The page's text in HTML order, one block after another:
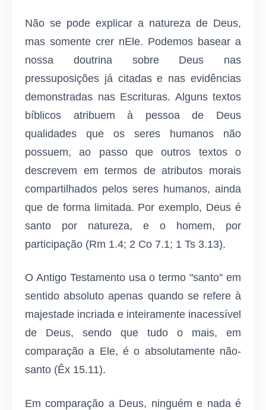
Não se pode explicar a natureza de Deus,
mas somente crer nEle. Podemos basear a
nossa doutrina sobre Deus nas
pressuposições já citadas e nas evidências
demonstradas nas Escrituras. Alguns textos
bíblicos atribuem à pessoa de Deus
qualidades que os seres humanos não
possuem, ao passo que outros textos o
descrevem em termos de atributos morais
compartilhados pelos seres humanos, ainda
que de forma limitada. Por exemplo, Deus é
santo por natureza, e o homem, por
participação (Rm 1.4; 2 Co 7.1; 1 Ts 3.13).
O Antigo Testamento usa o termo "santo" em
sentido absoluto apenas quando se refere à
majestade incriada e inteiramente inacessível
de Deus, sendo que tudo o mais, em
comparação a Ele, é o absolutamente não-
santo (Êx 15.11).
Em comparação a Deus, ninguém e nada é